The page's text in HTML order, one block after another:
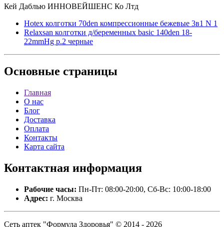
Кей Даблью ИННОВЕЙШЕНС Ко Лтд
Hotex колготки 70den компрессионные бежевые 3в1 N 1
Relaxsan колготки д/беременных basic 140den 18-
22mmHg р.2 черные
Основные страницы
Главная
О нас
Блог
Доставка
Оплата
Контакты
Карта сайта
Контактная информация
Рабочие часы: Пн-Пт: 08:00-20:00, Сб-Вс: 10:00-18:00
Адрес: г. Москва
Сеть аптек "Формула Здоровья" © 2014 - 2026